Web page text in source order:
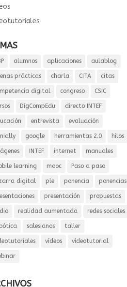
alumnos aplicaciones aulablog
prácticas charla CITA citas
digital congreso CSIC
DigCompEdu directo INTEF
entrevista evaluación
google herramientas 2.0 hilos
INTEF internet manuales
learning mooc Paso a paso
digital ple ponencia ponencias
presentación propuestas
realidad aumentada redes sociales
salesianos taller
vídeos vídeotutorial